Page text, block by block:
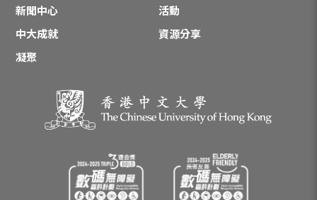
新聞中心
活動
中大成就
資源分享
凝聚